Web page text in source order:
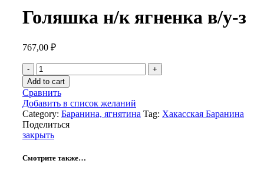
Голяшка н/к ягненка в/у-з
767,00 ₽
Голяшка
н/
к
ягненка
в/
у-
з
quantity
Add to cart
Сравнить
Добавить в список желаний
Category: Баранина, ягнятина Tag: Хакасская Баранина
Поделиться
закрыть
Смотрите также…